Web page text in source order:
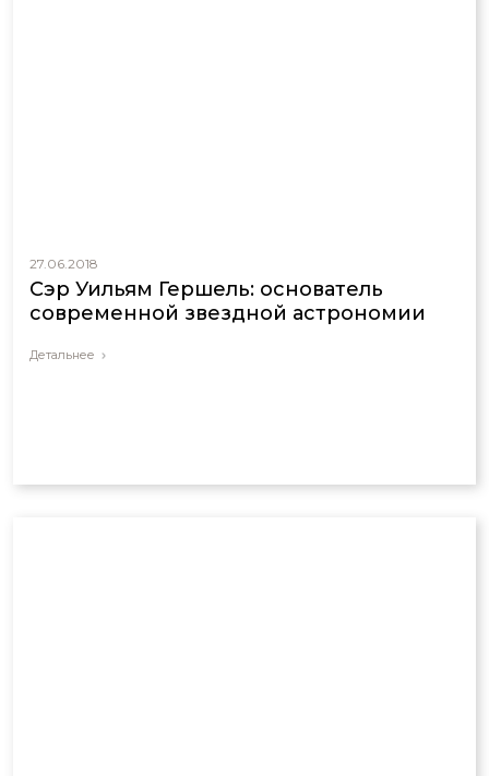
27.06.2018
Сэр Уильям Гершель: основатель
современной звездной астрономии
Детальнее